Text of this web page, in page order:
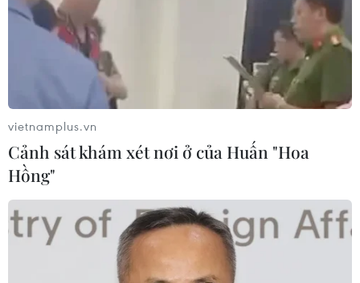
vietnamplus.vn
Cảnh sát khám xét nơi ở của Huấn "Hoa
Hồng"